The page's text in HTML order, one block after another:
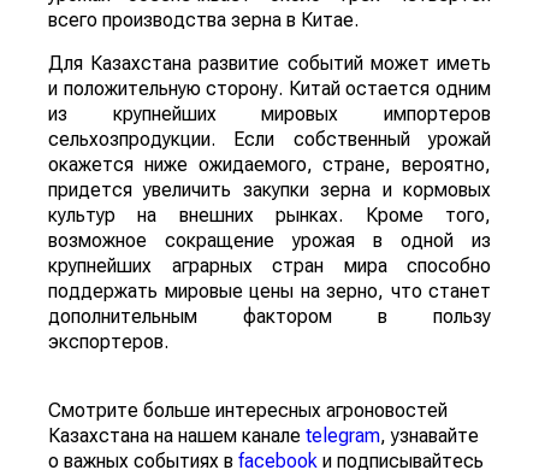
всего производства зерна в Китае.
Для Казахстана развитие событий может иметь
и положительную сторону. Китай остается одним
из крупнейших мировых импортеров
сельхозпродукции. Если собственный урожай
окажется ниже ожидаемого, стране, вероятно,
придется увеличить закупки зерна и кормовых
культур на внешних рынках. Кроме того,
возможное сокращение урожая в одной из
крупнейших аграрных стран мира способно
поддержать мировые цены на зерно, что станет
дополнительным фактором в пользу
экспортеров.
Смотрите больше интересных агроновостей
Казахстана на нашем канале telegram, узнавайте
о важных событиях в facebook и подписывайтесь